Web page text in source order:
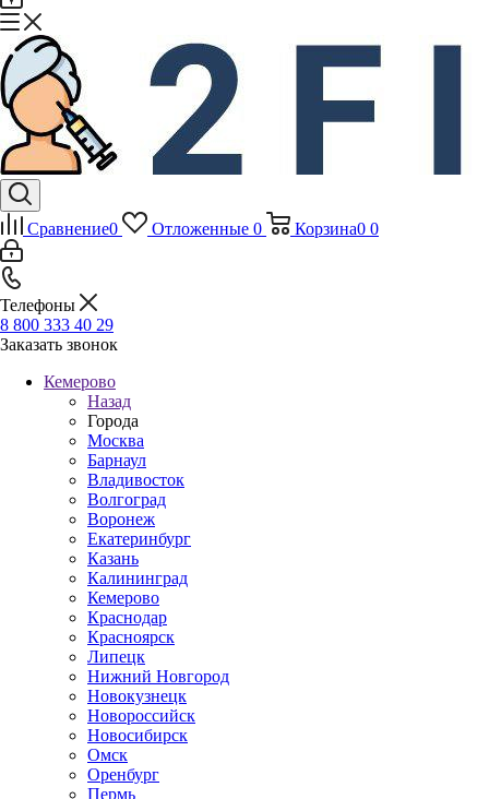
Сравнение0 Отложенные 0 Корзина0 0
Телефоны
8 800 333 40 29
Заказать звонок
Кемерово
Назад
Города
Москва
Барнаул
Владивосток
Волгоград
Воронеж
Екатеринбург
Казань
Калининград
Кемерово
Краснодар
Красноярск
Липецк
Нижний Новгород
Новокузнецк
Новороссийск
Новосибирск
Омск
Оренбург
Пермь